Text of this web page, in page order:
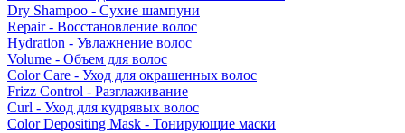
Dry Shampoo - Сухие шампуни
Repair - Восстановление волос
Hydration - Увлажнение волос
Volume - Объем для волос
Color Care - Уход для окрашенных волос
Frizz Control - Разглаживание
Curl - Уход для кудрявых волос
Color Depositing Mask - Тонирующие маски